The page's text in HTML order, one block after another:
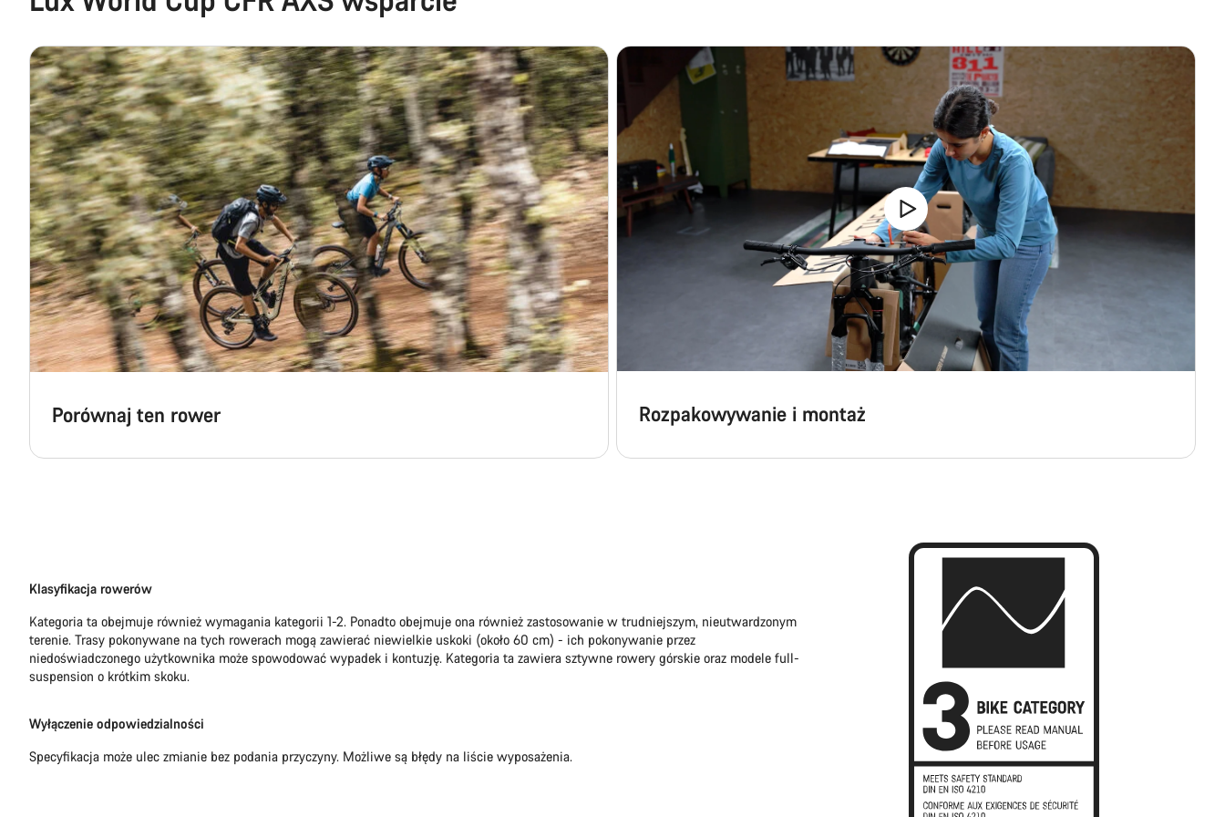
Porównaj ten rower Rozpakowywanie i montaż
Klasyfikacja rowerów
Kategoria ta obejmuje również wymagania kategorii 1-2. Ponadto obejmuje ona również zastosowanie w trudniejszym, nieutwardzonym
terenie. Trasy pokonywane na tych rowerach mogą zawierać niewielkie uskoki (około 60 cm) - ich pokonywanie przez
niedoświadczonego użytkownika może spowodować wypadek i kontuzję. Kategoria ta zawiera sztywne rowery górskie oraz modele full-
suspension o krótkim skoku.
Wyłączenie odpowiedzialności
Specyfikacja może ulec zmianie bez podania przyczyny. Możliwe są błędy na liście wyposażenia.